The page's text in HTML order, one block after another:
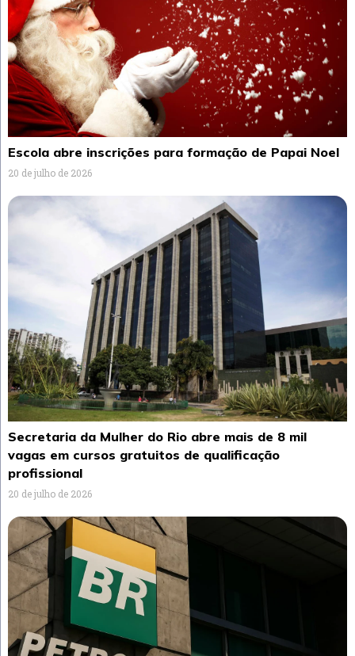
Escola abre inscrições para formação de Papai Noel
20 de julho de 2026
Secretaria da Mulher do Rio abre mais de 8 mil
vagas em cursos gratuitos de qualificação
profissional
20 de julho de 2026